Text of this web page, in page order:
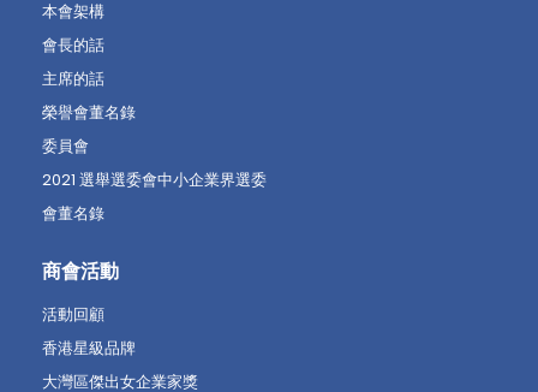
本會架構
會長的話
主席的話
榮譽會董名錄
委員會
2021 選舉選委會中小企業界選委
會董名錄
商會活動
活動回顧
香港星級品牌
大灣區傑出女企業家獎